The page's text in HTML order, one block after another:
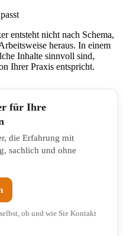
entsteht nicht nach Schema,
heraus. In einem
Inhalte sinnvoll sind,
Ihrer Praxis entspricht.
für Ihre
die Erfahrung mit
sachlich und ohne
ob und wie Sie Kontakt